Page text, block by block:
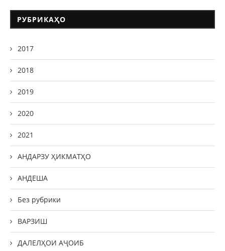
РУБРИКАҲО
2017
2018
2019
2020
2021
АНДАРЗУ ҲИКМАТҲО
АНДЕША
Без рубрики
ВАРЗИШ
ДАЛЕЛҲОИ АҶОИБ